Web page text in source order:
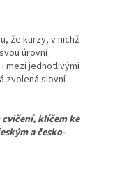
že kurzy, v nichž
úrovní
mezi jednotlivými
zvolená slovní
klíčem ke
a česko-